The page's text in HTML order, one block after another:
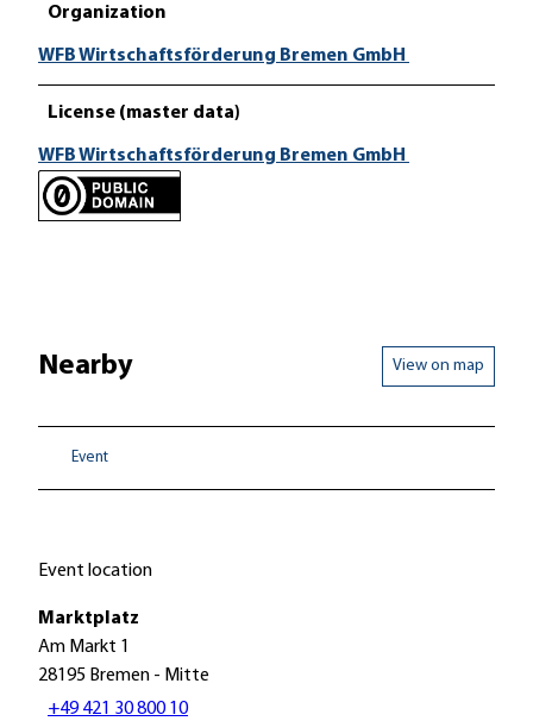
Organization
WFB Wirtschaftsförderung Bremen GmbH
License (master data)
WFB Wirtschaftsförderung Bremen GmbH
Nearby View on map
Event
Event location
Marktplatz
Am Markt 1
28195 Bremen - Mitte
+49 421 30 800 10